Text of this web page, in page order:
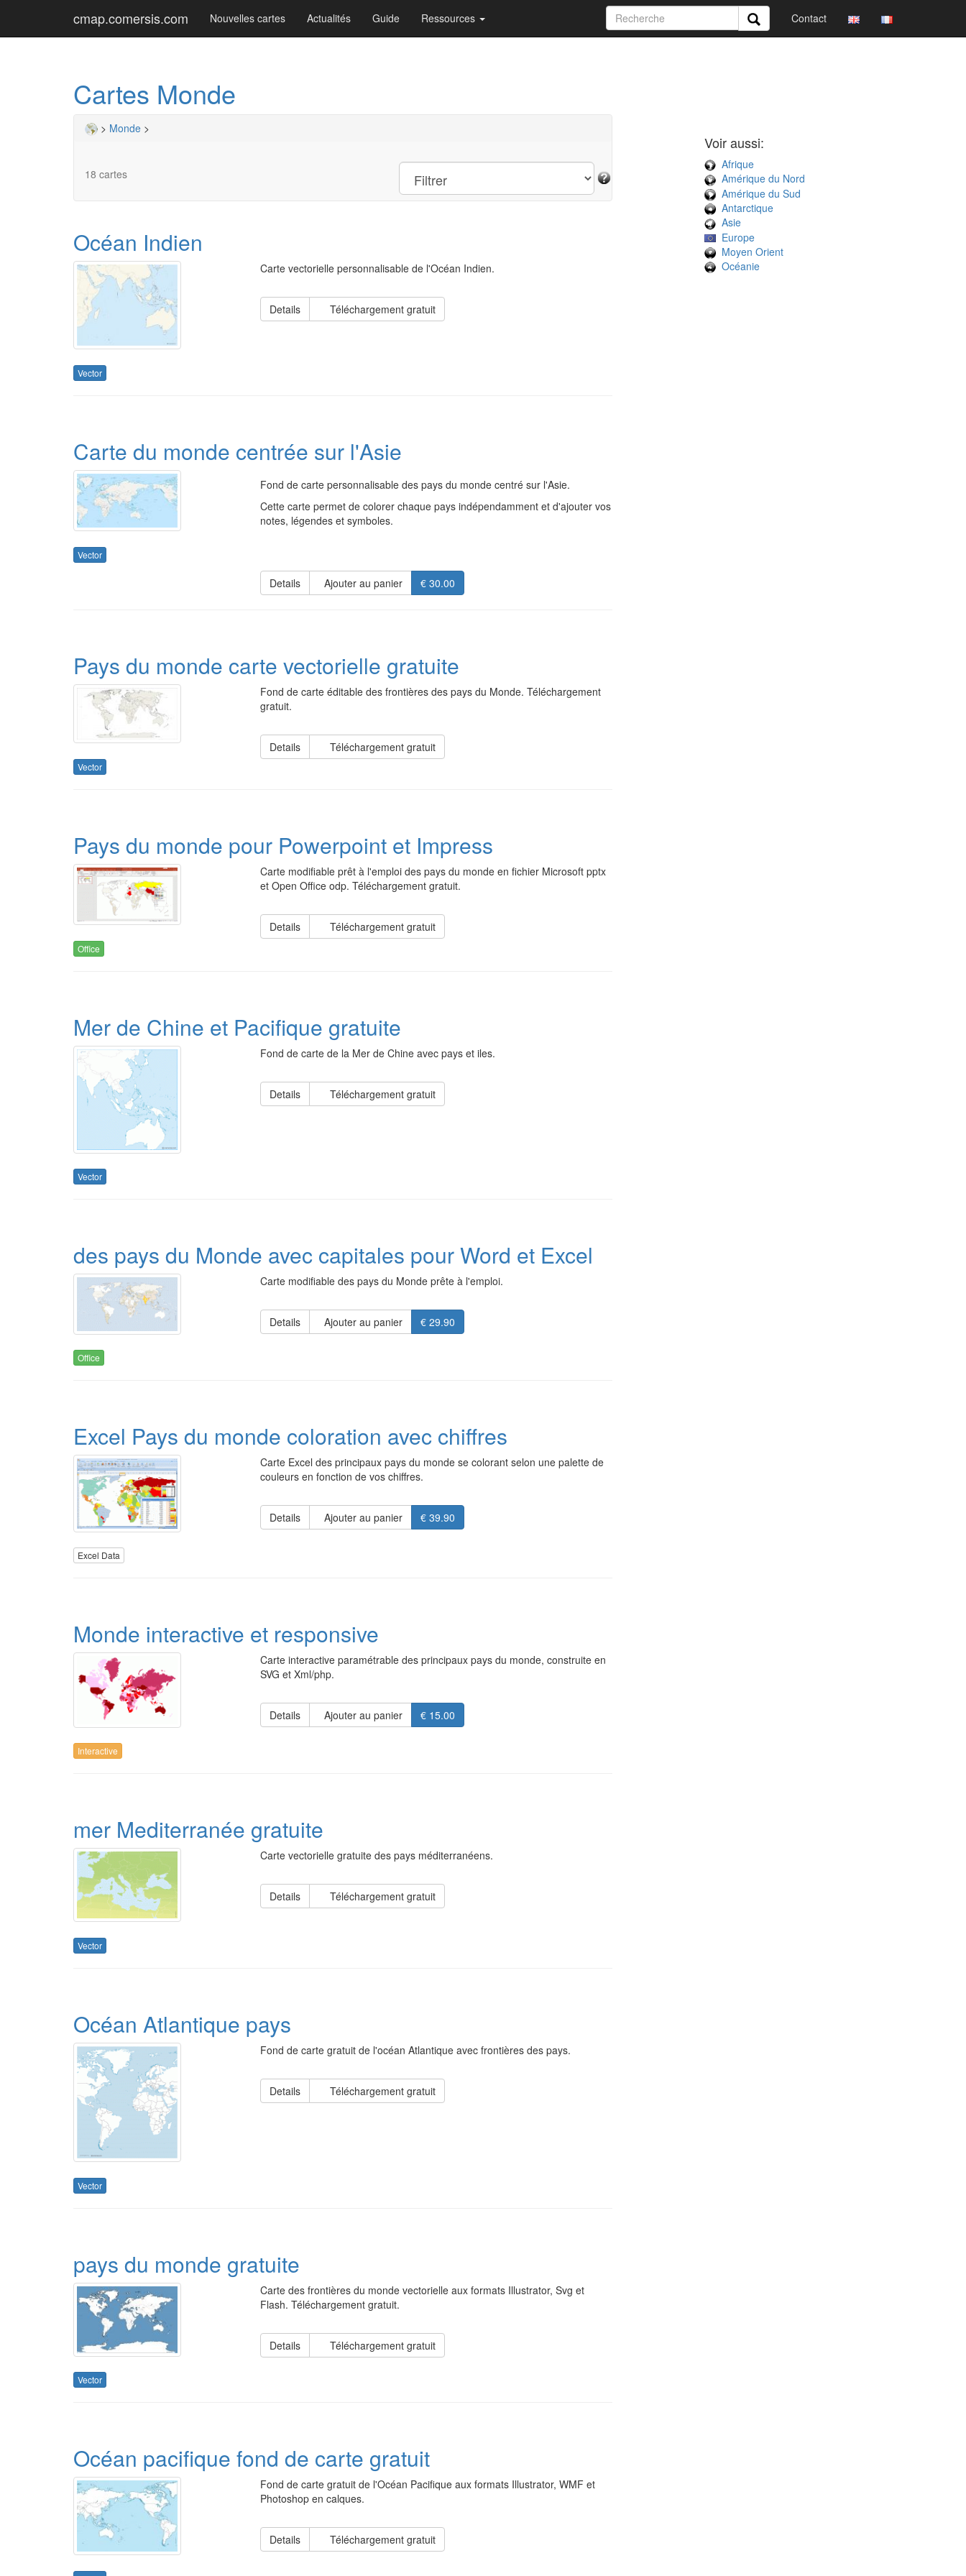
cmap.comersis.com Nouvelles cartes Actualités Guide Ressources Contact
Cartes Monde
> Monde >
18 cartes
Océan Indien
Vector
Carte vectorielle personnalisable de l'Océan Indien.
Details Téléchargement gratuit
Carte du monde centrée sur l'Asie
Vector
Fond de carte personnalisable des pays du monde centré sur l'Asie.
Cette carte permet de colorer chaque pays indépendamment et d'ajouter vos
notes, légendes et symboles.
Details Ajouter au panier € 30.00
Pays du monde carte vectorielle gratuite
Vector
Fond de carte éditable des frontières des pays du Monde. Téléchargement
gratuit.
Details Téléchargement gratuit
Pays du monde pour Powerpoint et Impress
Office
Carte modifiable prêt à l'emploi des pays du monde en fichier Microsoft pptx
et Open Office odp. Téléchargement gratuit.
Details Téléchargement gratuit
Mer de Chine et Pacifique gratuite
Vector
Fond de carte de la Mer de Chine avec pays et iles.
Details Téléchargement gratuit
des pays du Monde avec capitales pour Word et Excel
Office
Carte modifiable des pays du Monde prête à l'emploi.
Details Ajouter au panier € 29.90
Excel Pays du monde coloration avec chiffres
Excel Data
Carte Excel des principaux pays du monde se colorant selon une palette de
couleurs en fonction de vos chiffres.
Details Ajouter au panier € 39.90
Monde interactive et responsive
Interactive
Carte interactive paramétrable des principaux pays du monde, construite en
SVG et Xml/php.
Details Ajouter au panier € 15.00
mer Mediterranée gratuite
Vector
Carte vectorielle gratuite des pays méditerranéens.
Details Téléchargement gratuit
Océan Atlantique pays
Vector
Fond de carte gratuit de l'océan Atlantique avec frontières des pays.
Details Téléchargement gratuit
pays du monde gratuite
Vector
Carte des frontières du monde vectorielle aux formats Illustrator, Svg et
Flash. Téléchargement gratuit.
Details Téléchargement gratuit
Océan pacifique fond de carte gratuit
Fond de carte gratuit de l'Océan Pacifique aux formats Illustrator, WMF et
Photoshop en calques.
Details Téléchargement gratuit
Voir aussi:
Afrique
Amérique du Nord
Amérique du Sud
Antarctique
Asie
Europe
Moyen Orient
Océanie